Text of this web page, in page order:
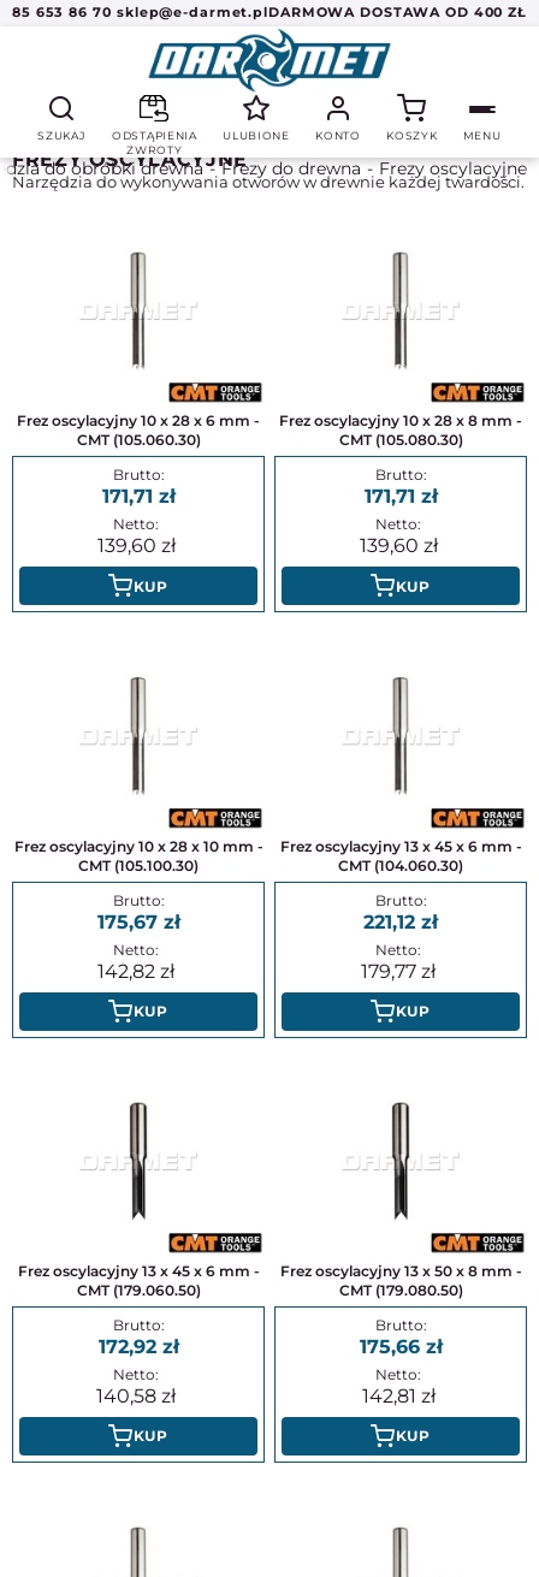
85 653 86 70 sklep@e-darmet.plDARMOWA DOSTAWA OD 400 ZŁ
SZUKAJ
ODSTĄPIENIA
ZWROTY
ULUBIONE KONTO KOSZYK MENU
do obróbki drewna Frezy do drewna Frezy oscylacyjne
FREZY OSCYLACYJNE
Narzędzia do wykonywania otworów w drewnie każdej twardości.
Frez oscylacyjny 10 x 28 x 6 mm -
CMT (105.060.30)
171,71
139,60
KUP
Frez oscylacyjny 10 x 28 x 8 mm -
CMT (105.080.30)
171,71
139,60
KUP
Frez oscylacyjny 10 x 28 x 10 mm -
CMT (105.100.30)
175,67
142,82
KUP
Frez oscylacyjny 13 x 45 x 6 mm -
CMT (104.060.30)
221,12
179,77
KUP
Frez oscylacyjny 13 x 45 x 6 mm -
CMT (179.060.50)
172,92
140,58
KUP
Frez oscylacyjny 13 x 50 x 8 mm -
CMT (179.080.50)
175,66
142,81
KUP